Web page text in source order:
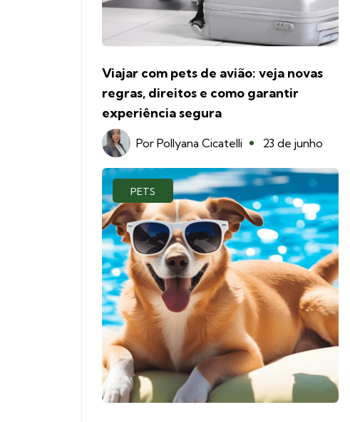
Viajar com pets de avião: veja novas
regras, direitos e como garantir
experiência segura
Por Pollyana Cicatelli 23 de junho
PETS